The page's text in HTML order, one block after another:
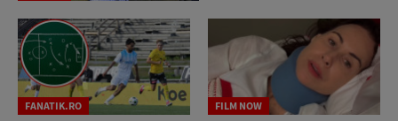
FANATIK.RO FILM NOW